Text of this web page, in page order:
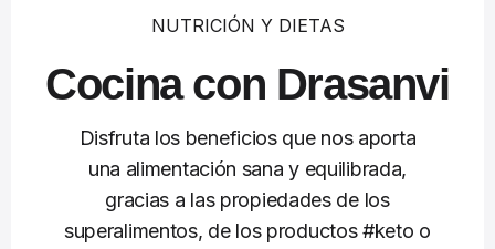
NUTRICIÓN Y DIETAS
Cocina con Drasanvi
Disfruta los beneficios que nos aporta
una alimentación sana y equilibrada,
gracias a las propiedades de los
superalimentos, de los productos #keto o